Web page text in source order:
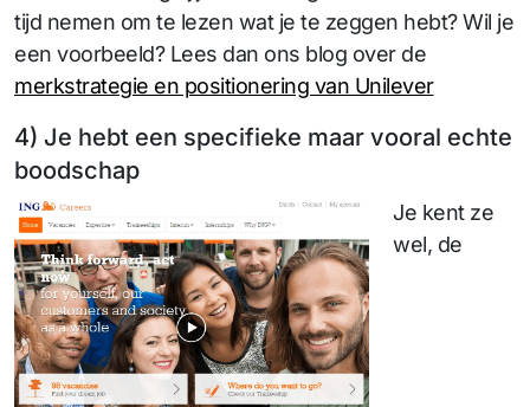
tijd nemen om te lezen wat je te zeggen hebt? Wil je
een voorbeeld? Lees dan ons blog over de
merkstrategie en positionering van Unilever
4) Je hebt een specifieke maar vooral echte
boodschap
Je kent ze
wel, de